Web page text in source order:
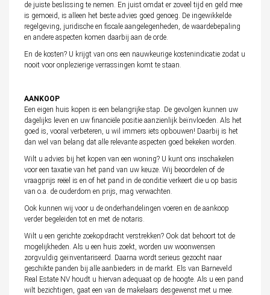
de juiste beslissing te nemen. En juist omdat er zoveel tijd en geld mee
is gemoeid, is alleen het beste advies goed genoeg. De ingewikkelde
regelgeving, juridische en fiscale aangelegenheden, de waardebepaling
en andere aspecten komen daarbij aan de orde.
En de kosten? U krijgt van ons een nauwkeurige kostenindicatie zodat u
nooit voor onplezierige verrassingen komt te staan.
AANKOOP
Een eigen huis kopen is een belangrijke stap. De gevolgen kunnen uw
dagelijks leven en uw financiële positie aanzienlijk beïnvloeden. Als het
goed is, vooral verbeteren, u wil immers iets opbouwen! Daarbij is het
dan wel van belang dat alle relevante aspecten goed bekeken worden.
Wilt u advies bij het kopen van een woning? U kunt ons inschakelen
voor een taxatie van het pand van uw keuze. Wij beoordelen of de
vraagprijs reëel is en of het pand in de conditie verkeert die u op basis
van o.a. de ouderdom en prijs, mag verwachten.
Ook kunnen wij voor u de onderhandelingen voeren en de aankoop
verder begeleiden tot en met de notaris.
Wilt u een gerichte zoekopdracht verstrekken? Ook dat behoort tot de
mogelijkheden. Als u een huis zoekt, worden uw woonwensen
zorgvuldig geïnventariseerd. Daarna wordt serieus gezocht naar
geschikte panden bij alle aanbieders in de markt. Els van Barneveld
Real Estate NV houdt u hiervan adequaat op de hoogte. Als u een pand
wilt bezichtigen, gaat een van de makelaars desgewenst met u mee.